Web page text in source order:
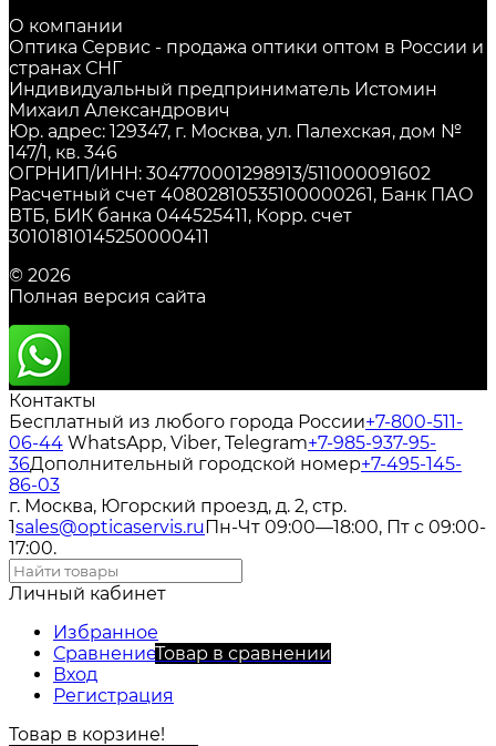
О компании
Оптика Сервис - продажа оптики оптом в России и
странах СНГ
Индивидуальный предприниматель Истомин
Михаил Александрович
Юр. адрес: 129347, г. Москва, ул. Палехская, дом №
147/1, кв. 346
ОГРНИП/ИНН: 304770001298913/511000091602
Расчетный счет 40802810535100000261, Банк ПАО
ВТБ, БИК банка 044525411, Корр. счет
30101810145250000411
© 2026
Полная версия сайта
Контакты
Бесплатный из любого города России+7-800-511-
06-44 WhatsApp, Viber, Telegram+7-985-937-95-
36Дополнительный городской номер+7-495-145-
86-03
г. Москва, Югорский проезд, д. 2, стр.
1sales@opticaservis.ruПн-Чт 09:00—18:00, Пт с 09:00-
17:00.
Личный кабинет
Избранное
СравнениеТовар в сравнении
Вход
Регистрация
Товар в корзине!